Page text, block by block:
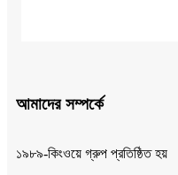
আমাদের সম্পর্কে
১৯৮৯-কিংওয়ে গ্রুপ প্রতিষ্ঠিত হয়